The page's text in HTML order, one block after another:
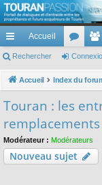
Le forum des propriétaires ou
cc
ès
de
Accueil
or
u
e
m
es
Rechercher
Accueil Index du
Touran : les
remplacements
Modérateur : Modérateurs
Nouveau sujet